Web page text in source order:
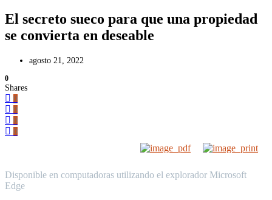
El secreto sueco para que una propiedad
se convierta en deseable
agosto 21, 2022
0
Shares
0
0
0
0
Disponible en computadoras utilizando el explorador Microsoft
Edge